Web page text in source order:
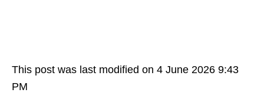
This post was last modified on 4 June 2026 9:43
PM